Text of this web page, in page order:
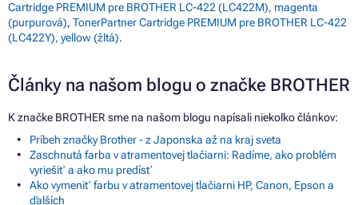
Cartridge PREMIUM pre BROTHER LC-422 (LC422M), magenta
(purpurová), TonerPartner Cartridge PREMIUM pre BROTHER LC-422
(LC422Y), yellow (žltá).
Články na našom blogu o značke BROTHER
K značke BROTHER sme na našom blogu napísali niekoľko článkov:
Príbeh značky Brother - z Japonska až na kraj sveta
Zaschnutá farba v atramentovej tlačiarni: Radíme, ako problém
vyriešiť a ako mu predísť
Ako vymeniť farbu v atramentovej tlačiarni HP, Canon, Epson a
ďalších